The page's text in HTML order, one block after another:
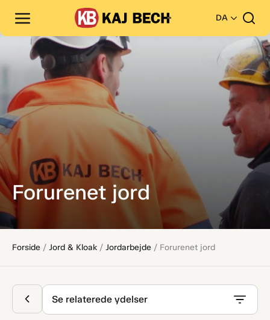
DA
Forurenet jord
Forside / Jord & Kloak / Jordarbejde / Forurenet jord
Se relaterede ydelser